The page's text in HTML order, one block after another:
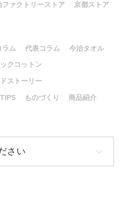
ファクトリーストア 京都ストア
ラム 代表コラム 今治タオル
クコットン
ストーリー
ものづくり 商品紹介